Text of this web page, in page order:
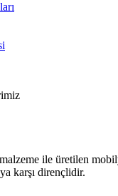
ile üretilen
karşı dirençlidir.